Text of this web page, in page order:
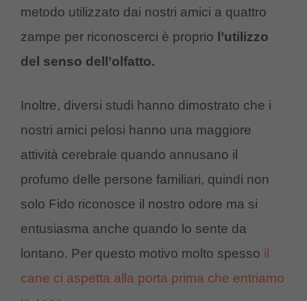
metodo utilizzato dai nostri amici a quattro
zampe per riconoscerci è proprio l’utilizzo
del senso dell’olfatto.
Inoltre, diversi studi hanno dimostrato che i
nostri amici pelosi hanno una maggiore
attività cerebrale quando annusano il
profumo delle persone familiari, quindi non
solo Fido riconosce il nostro odore ma si
entusiasma anche quando lo sente da
lontano. Per questo motivo molto spesso il
cane ci aspetta alla porta prima che entriamo